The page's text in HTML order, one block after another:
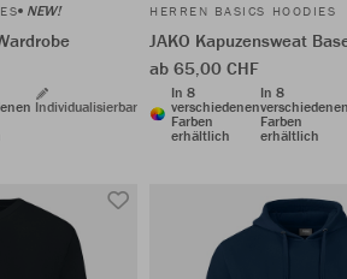
NEW!
Individualisierbar
HERREN BASICS HOODIES
JAKO Kapuzensweat
ab 65,00 CHF
In 8
verschiedenen
Farben
erhältlich
In 8
Farben
erhältlich